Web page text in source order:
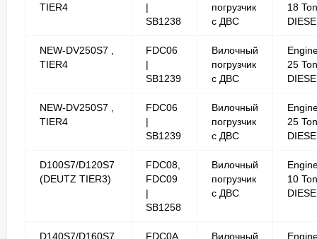
TIER4
|
SB1238
погрузчик
с ДВС
18 Ton
NEW-DV250S7 ,
TIER4
FDC06
|
SB1239
Вилочный
погрузчик
с ДВС
25 Ton
NEW-DV250S7 ,
TIER4
FDC06
|
SB1239
Вилочный
погрузчик
с ДВС
25 Ton
D100S7/D120S7
(DEUTZ TIER3)
FDC08,
FDC09
|
SB1258
Вилочный
погрузчик
с ДВС
10 Ton
D140S7/D160S7
FDC0A,
Вилочный